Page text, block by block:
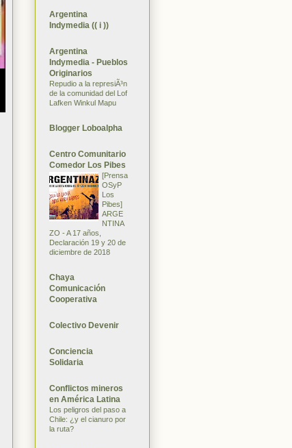
Argentina
Indymedia (( i ))
Argentina
Indymedia - Pueblos
Originarios
Repudio a la represiÃ³n
de la comunidad del Lof
Lafken Winkul Mapu
Blogger Loboalpha
Centro Comunitario
Comedor Los Pibes
[Prensa
OSyP
Los
Pibes]
ARGE
NTINA
ZO - A 17 años,
Declaración 19 y 20 de
diciembre de 2018
Chaya
Comunicación
Cooperativa
Colectivo Devenir
Conciencia
Solidaria
Conflictos mineros
en América Latina
Los peligros del paso a
Chile: ¿y el cianuro por
la ruta?